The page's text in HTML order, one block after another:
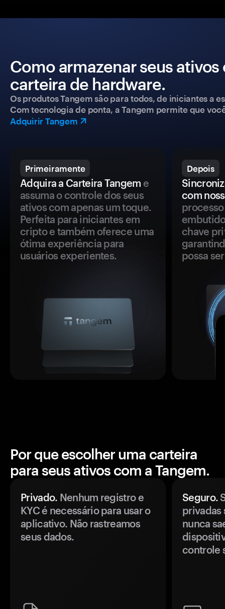
Como armazenar seus
carteira de hardware.
Os produtos Tangem são para todos, de iniciantes a
Com tecnologia de ponta, a Tangem permite que
Adquirir Tangem
Primeiramente
Adquira a Carteira Tangem e
assuma o controle dos seus
ativos com apenas um toque.
Perfeita para iniciantes em
cripto e também oferece uma
ótima experiência para
usuários experientes.
Depois
com
chave
possa
Por que escolher uma carteira
para seus ativos com a Tangem.
Privado. Nenhum registro e
KYC é necessário para usar o
aplicativo. Não rastreamos
seus dados.
Seguro.
privadas
nunca
controle